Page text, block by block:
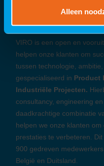
Alleen
Over VIRO
VIRO is een open en
helpen onze klanten om
tussen technologie,
gespecialiseerd in Product
Industriële Projecten.
consultancy, engineering
daadkrachtige combinatie
helpen we onze klanten
prestaties te verbeteren.
900 gedreven
België en Duitsland.